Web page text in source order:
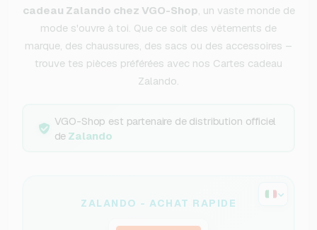
cadeau Zalando chez VGO-Shop, un vaste monde de
mode s'ouvre à toi. Que ce soit des vêtements de
marque, des chaussures, des sacs ou des accessoires –
trouve tes pièces préférées avec nos Cartes cadeau
Zalando.
VGO-Shop est partenaire de distribution officiel
de Zalando
ZALANDO - ACHAT RAPIDE